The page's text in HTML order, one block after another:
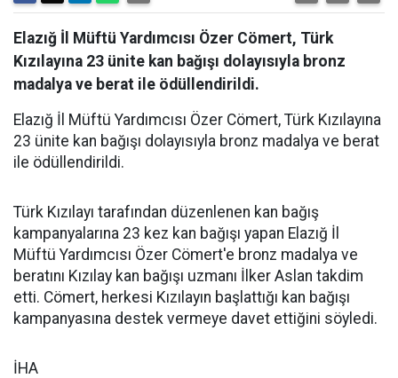
Elazığ İl Müftü Yardımcısı Özer Cömert, Türk
Kızılayına 23 ünite kan bağışı dolayısıyla bronz
madalya ve berat ile ödüllendirildi.
Elazığ İl Müftü Yardımcısı Özer Cömert, Türk Kızılayına
23 ünite kan bağışı dolayısıyla bronz madalya ve berat
ile ödüllendirildi.
Türk Kızılayı tarafından düzenlenen kan bağış
kampanyalarına 23 kez kan bağışı yapan Elazığ İl
Müftü Yardımcısı Özer Cömert'e bronz madalya ve
beratını Kızılay kan bağışı uzmanı İlker Aslan takdim
etti. Cömert, herkesi Kızılayın başlattığı kan bağışı
kampanyasına destek vermeye davet ettiğini söyledi.
İHA